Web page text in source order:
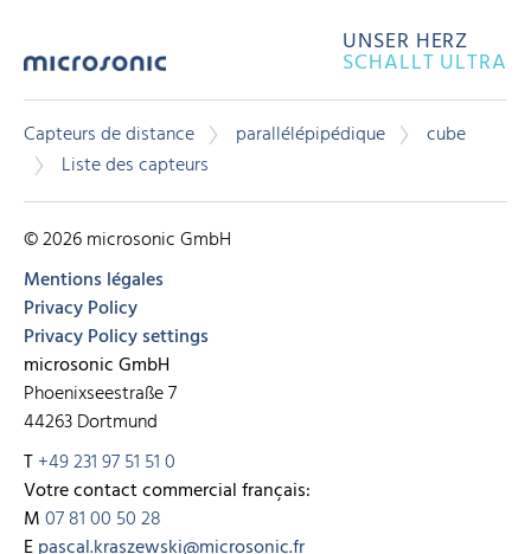
UNSER HERZ
SCHALLT ULTRA
Capteurs de distance parallélépipédique
cube
Liste des capteurs
© 2026 microsonic GmbH
Mentions légales
Privacy Policy
Privacy Policy settings
microsonic GmbH
Phoenixseestraße 7
44263 Dortmund
T+49 231 97 51 51 0
Votre contact commercial français:
M07 81 00 50 28
Epascal.kraszewski@microsonic.fr